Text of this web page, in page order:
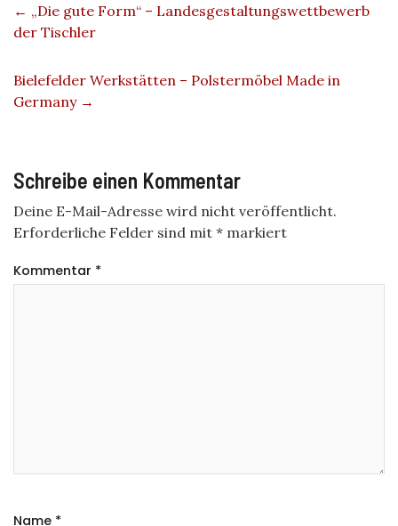
← „Die gute Form“ – Landesgestaltungswettbewerb
der Tischler
Bielefelder Werkstätten – Polstermöbel Made in
Germany →
Schreibe einen Kommentar
Deine E-Mail-Adresse wird nicht veröffentlicht.
Erforderliche Felder sind mit * markiert
Kommentar *
Name *